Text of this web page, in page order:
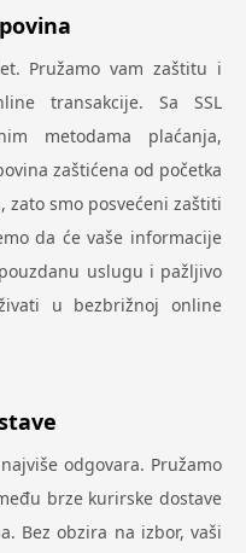
Pružamo vam zaštitu i
transakcije. Sa SSL
metodama plaćanja,
zaštićena od početka
zato smo posvećeni zaštiti
da će vaše informacije
uslugu i pažljivo
u bezbrižnoj online
odgovara. Pružamo
brze kurirske dostave
Bez obzira na izbor, vaši